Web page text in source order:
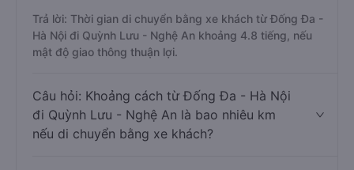
Trả lời: Thời gian di chuyển bằng xe khách từ Đống Đa -
Hà Nội đi Quỳnh Lưu - Nghệ An khoảng 4.8 tiếng, nếu
mật độ giao thông thuận lợi.
Câu hỏi: Khoảng cách từ Đống Đa - Hà Nội
đi Quỳnh Lưu - Nghệ An là bao nhiêu km
nếu di chuyển bằng xe khách?